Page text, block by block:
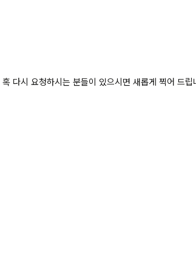
혹 다시 요청하시는 분들이 있으시면 새롭게 찍어 드립